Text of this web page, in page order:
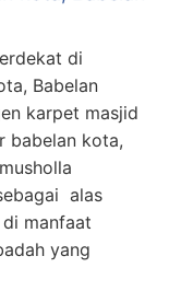
di
Babelan
karpet masjid
babelan kota,
alas
manfaat
yang